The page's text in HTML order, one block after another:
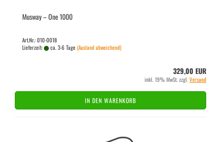
Mus­way – One 1000
Art.Nr.: 010-0018
Lieferzeit:
ca. 3-6 Tage(Ausland abweichend)
329,00 EUR
inkl. 19% MwSt. zzgl.Versand
IN DEN WARENKORB